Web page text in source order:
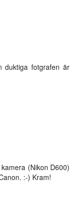
duktiga fotgrafen är
(Nikon D600)
:-) Kram!